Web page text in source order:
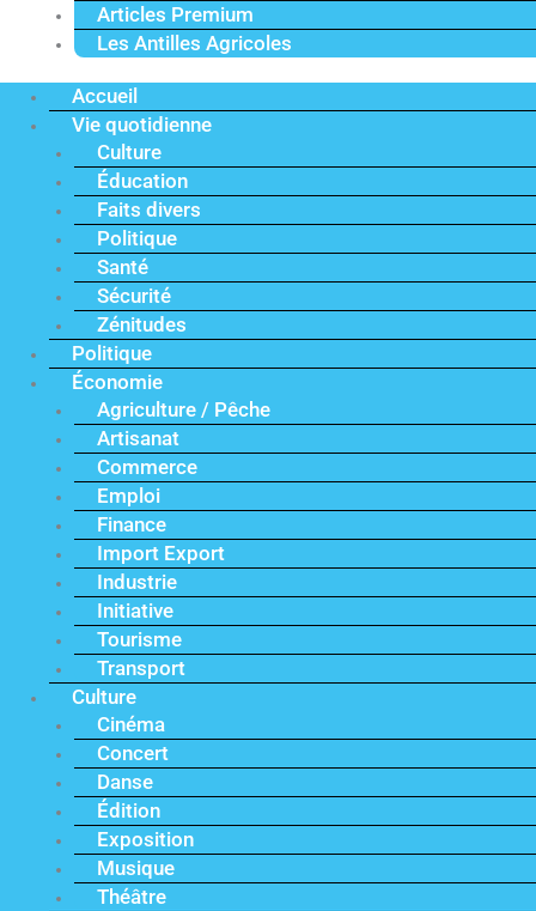
Articles Premium
Les Antilles Agricoles
Accueil
Vie quotidienne
Culture
Éducation
Faits divers
Politique
Santé
Sécurité
Zénitudes
Politique
Économie
Agriculture / Pêche
Artisanat
Commerce
Emploi
Finance
Import Export
Industrie
Initiative
Tourisme
Transport
Culture
Cinéma
Concert
Danse
Édition
Exposition
Musique
Théâtre